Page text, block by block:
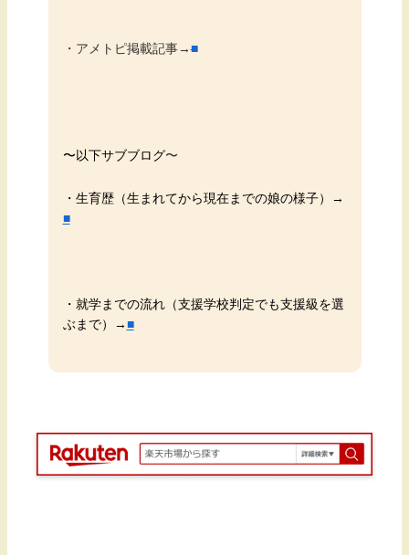
・アメトピ掲載記事→■
〜以下サブブログ〜
・生育歴（生まれてから現在までの娘の様子）→
■
・就学までの流れ（支援学校判定でも支援級を選
ぶまで）→■